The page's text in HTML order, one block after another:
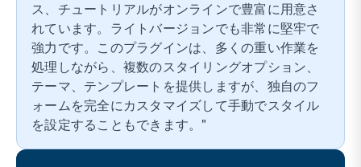
ス、チュートリアルがオンラインで豊富に用意さ
れています。ライトバージョンでも非常に堅牢で
強力です。このプラグインは、多くの重い作業を
処理しながら、複数のスタイリングオプション、
テーマ、テンプレートを提供しますが、独自のフ
ォームを完全にカスタマイズして手動でスタイル
を設定することもできます。